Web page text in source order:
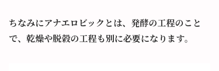
ちなみにアナエロビックとは、発酵の工程のこと
で、乾燥や脱穀の工程も別に必要になります。